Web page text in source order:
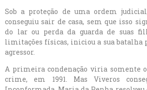
Sob a proteção de uma ordem
conseguiu sair de casa, sem que isso
do lar ou perda da guarda de suas
limitações físicas, iniciou a sua batalha
agressor.
A primeira condenação viria somente
crime, em 1991. Mas Viveros